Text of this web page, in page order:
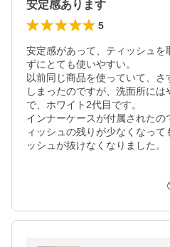
安定感あります
5
安定感があって、ティッシュ
ずにとても使いやすい。
以前同じ商品を使っていて、
しまったのですが、洗面所に
で、ホワイト2代目です。
インナーケースが付属された
ィッシュの残りが少なくなっ
ッシュが抜けなくなりました。